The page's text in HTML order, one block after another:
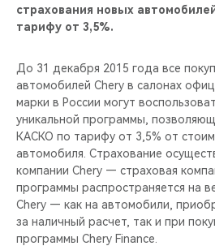
НОВИНКИ
БЛАГОТВОРИТЕЛЬНОСТЬ
CHERY REMOTE
CHERY И СПОРТ
НАШИ МЕРОПРИЯТИЯ
ВИДЕООБЗОРЫ
CHERY ДЛЯ ДЕТЕЙ
страхования новых
тарифу от 3,5%.
До 31 декабря 2015 года все
автомобилей Chery в салонах
марки в России могут
уникальной программы,
КАСКО по тарифу от 3,5% от
автомобиля. Страхование
компании Chery — страховая
программы распространяется на
Chery — как на автомобили,
за наличный расчет, так и при
программы Chery Finance.